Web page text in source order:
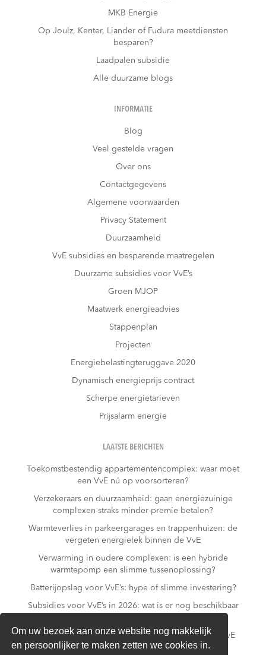
Om uw bezoek aan onze website nog makkelijk
en persoonlijker te maken zetten we cookies in.
MKB Energie
Op Joulz, Kenter, Liander of Fudura meetdiensten
besparen?
Laadpalen subsidie
Alle duurzame blogs
INFORMATIE
Blog
Veel gestelde vragen
Over ons
Contactgegevens
Algemene voorwaarden
Privacy Statement
Duurzaamheid
VvE subsidies en besparende maatregelen
Duurzame subsidies voor VvE’s
Groen MJOP
Maatwerk energieadvies
Stappenplan
Projecten
Energiebelastingteruggave 2020
Dynamisch energieprijs contract
Scherpe energietarieven
Prijsalarm energie
LAATSTE BERICHTEN
Toekomstbestendig appartementencomplex: waar moet
een VvE nú op voorsorteren?
Verzekeraars en duurzaamheid: gaan energiezuinige
complexen straks minder premie betalen?
Warmteverlies in parkeergarages en trappenhuizen: de
vergeten energielek binnen de VvE
Verwarming in oudere complexen: is een hybride
warmtepomp een slimme tussenoplossing?
Batterijopslag voor VvE’s: hype of slimme investering?
Subsidies voor VvE’s in 2026: wat is er nog beschikbaar
Slim laden in parkeergarages: hoe voorkomt een VvE
overbelasting van de installatie?